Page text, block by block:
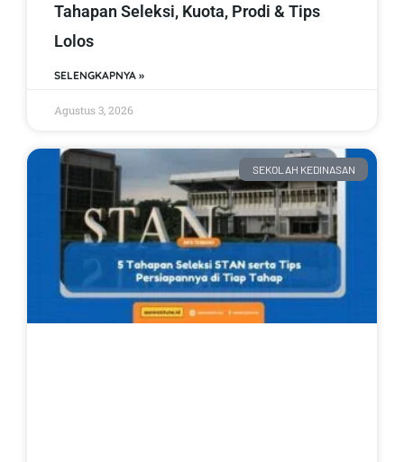
Tahapan Seleksi, Kuota, Prodi & Tips
Lolos
SELENGKAPNYA »
Agustus 3, 2026
SEKOLAH KEDINASAN